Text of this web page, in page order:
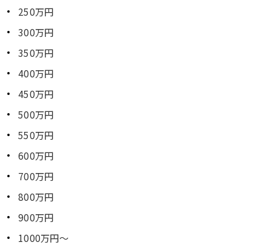
250万円
300万円
350万円
400万円
450万円
500万円
550万円
600万円
700万円
800万円
900万円
1000万円～